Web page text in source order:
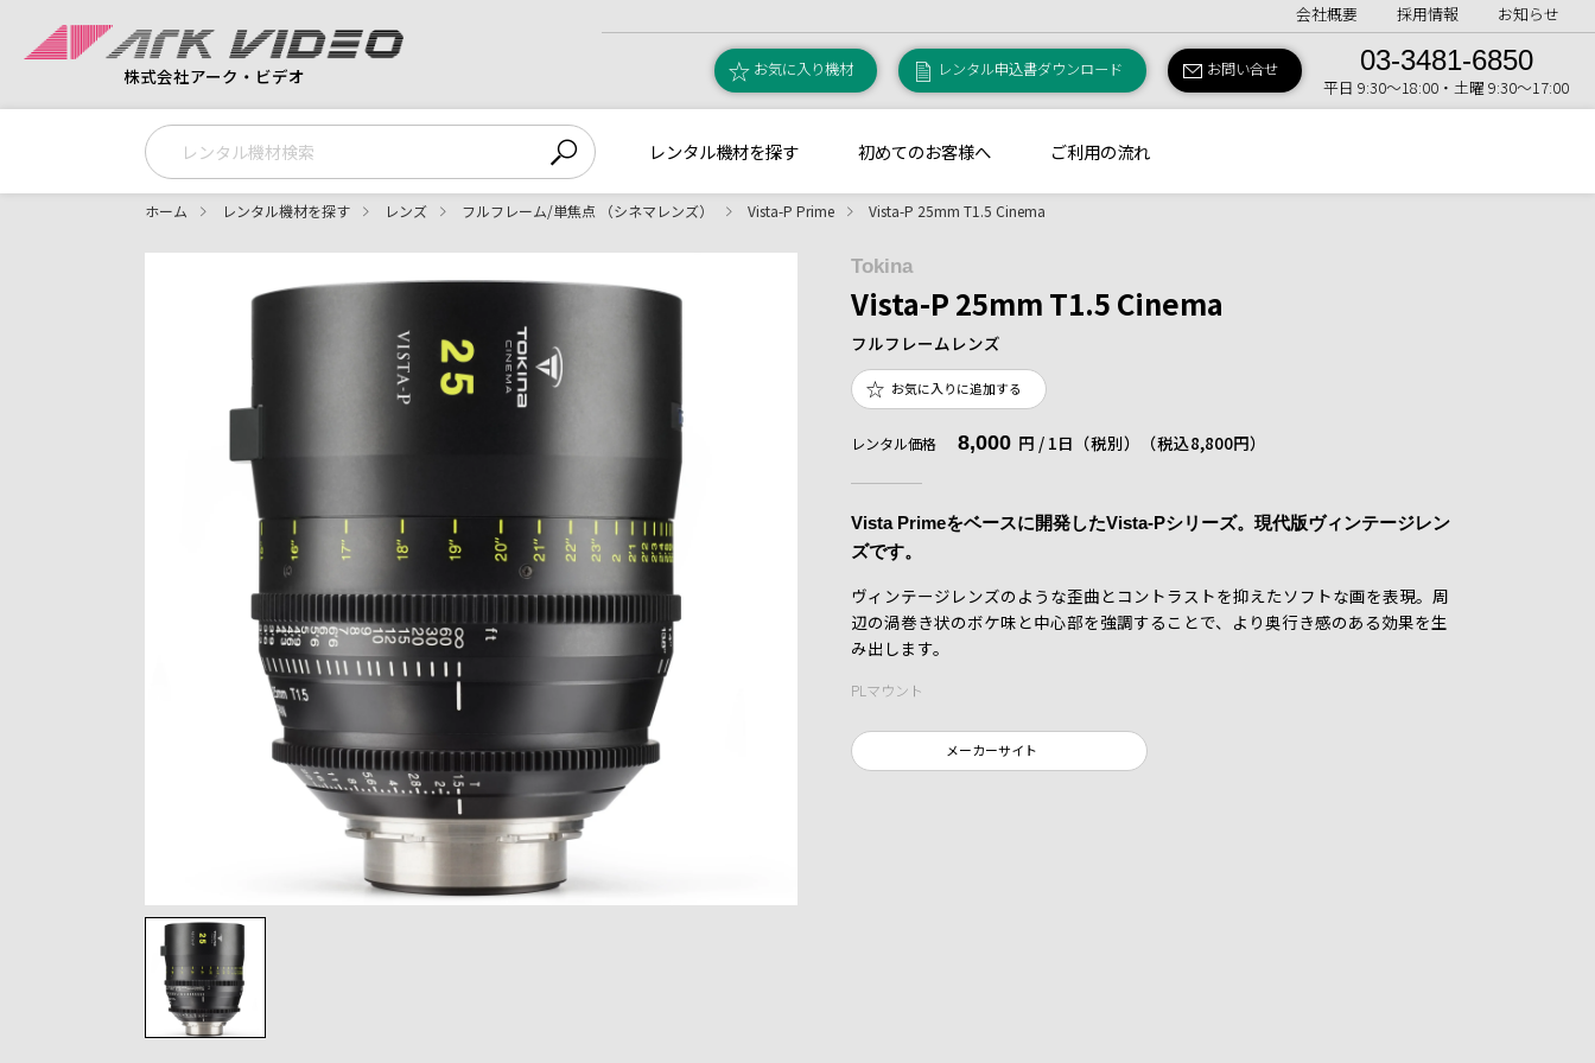
株式会社アーク・ビデオ
会社概要 採用情報 お知らせ
お気に入り機材 レンタル申込書ダウンロード お問い合せ 03-3481-6850
平日 9:30〜18:00・土曜 9:30〜17:00
レンタル機材を探す 初めてのお客様へ ご利用の流れ
ホーム レンタル機材を探す レンズ フルフレーム/単焦点 （シネマレンズ） Vista-P Prime Vista-P 25mm T1.5 Cinema
Tokina
Vista-P 25mm T1.5 Cinema
フルフレームレンズ
お気に入りに追加する
レンタル価格 8,000 円 / 1日（税別） （税込8,800円）
Vista Primeをベースに開発したVista-Pシリーズ。現代版ヴィンテージレン
ズです。
ヴィンテージレンズのような歪曲とコントラストを抑えたソフトな画を表現。周
辺の渦巻き状のボケ味と中心部を強調することで、より奥行き感のある効果を生
み出します。
PLマウント
メーカーサイト